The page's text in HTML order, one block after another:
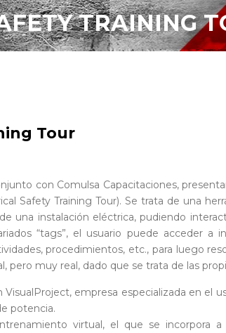
TRAINING
Tour
con Comulsa Capacitaciones,
Safety Training Tour). Se trata de una
una instalación eléctrica, pudiendo
“tags”, el usuario puede acceder a
procedimientos, etc., para luego
muy real, dado que se trata de las
empresa especializada en el
potencia.
virtual, el que se incorpora a